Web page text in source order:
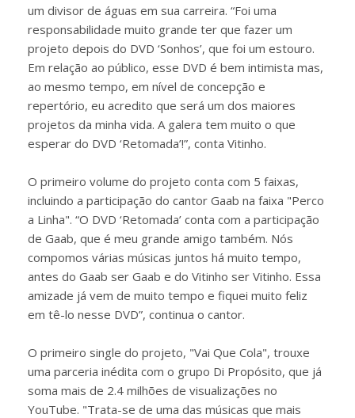
um divisor de águas em sua carreira. “Foi uma
responsabilidade muito grande ter que fazer um
projeto depois do DVD ‘Sonhos’, que foi um estouro.
Em relação ao público, esse DVD é bem intimista mas,
ao mesmo tempo, em nível de concepção e
repertório, eu acredito que será um dos maiores
projetos da minha vida. A galera tem muito o que
esperar do DVD ‘Retomada’!”, conta Vitinho.
O primeiro volume do projeto conta com 5 faixas,
incluindo a participação do cantor Gaab na faixa "Perco
a Linha". “O DVD ‘Retomada’ conta com a participação
de Gaab, que é meu grande amigo também. Nós
compomos várias músicas juntos há muito tempo,
antes do Gaab ser Gaab e do Vitinho ser Vitinho. Essa
amizade já vem de muito tempo e fiquei muito feliz
em tê-lo nesse DVD”, continua o cantor.
O primeiro single do projeto, "Vai Que Cola", trouxe
uma parceria inédita com o grupo Di Propósito, que já
soma mais de 2.4 milhões de visualizações no
YouTube. "Trata-se de uma das músicas que mais